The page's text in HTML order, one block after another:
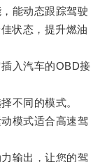
能动态跟踪驾驶
状态，提升燃油
入汽车的OBD接
不同的模式。
模式适合高速驾
输出，让您的驾